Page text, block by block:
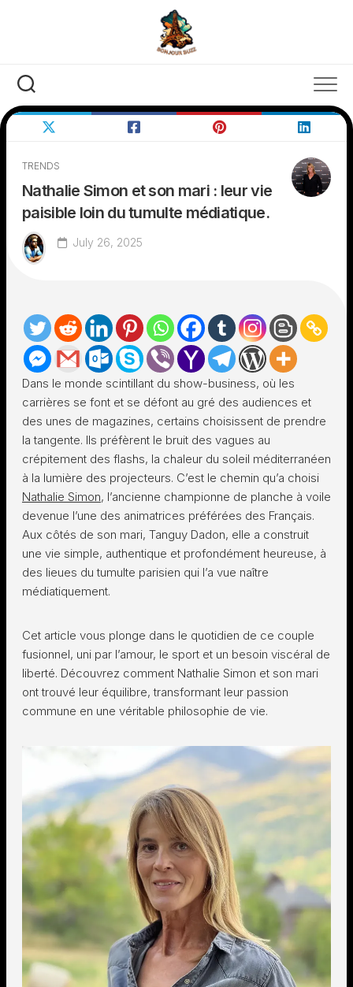
TRENDS
Nathalie Simon et son mari : leur vie
paisible loin du tumulte médiatique.
July 26, 2025
Dans le monde scintillant du show-business, où les
carrières se font et se défont au gré des audiences et
des unes de magazines, certains choisissent de prendre
la tangente. Ils préfèrent le bruit des vagues au
crépitement des flashs, la chaleur du soleil méditerranéen
à la lumière des projecteurs. C’est le chemin qu’a choisi
Nathalie Simon, l’ancienne championne de planche à voile
devenue l’une des animatrices préférées des Français.
Aux côtés de son mari, Tanguy Dadon, elle a construit
une vie simple, authentique et profondément heureuse, à
des lieues du tumulte parisien qui l’a vue naître
médiatiquement.
Cet article vous plonge dans le quotidien de ce couple
fusionnel, uni par l’amour, le sport et un besoin viscéral de
liberté. Découvrez comment Nathalie Simon et son mari
ont trouvé leur équilibre, transformant leur passion
commune en une véritable philosophie de vie.